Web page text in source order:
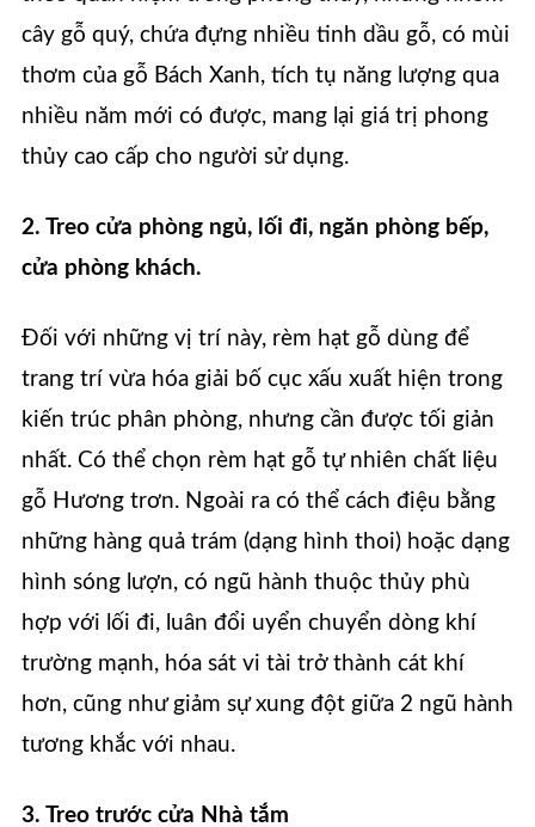
cây gỗ quý, chứa đựng nhiều tinh dầu gỗ, có mùi
thơm của gỗ Bách Xanh, tích tụ năng lượng qua
nhiều năm mới có được, mang lại giá trị phong
thủy cao cấp cho người sử dụng.
2. Treo cửa phòng ngủ, lối đi, ngăn phòng bếp,
cửa phòng khách.
Đối với những vị trí này, rèm hạt gỗ dùng để
trang trí vừa hóa giải bố cục xấu xuất hiện trong
kiến trúc phân phòng, nhưng cần được tối giản
nhất. Có thể chọn rèm hạt gỗ tự nhiên chất liệu
gỗ Hương trơn. Ngoài ra có thể cách điệu bằng
những hàng quả trám (dạng hình thoi) hoặc dạng
hình sóng lượn, có ngũ hành thuộc thủy phù
hợp với lối đi, luân đổi uyển chuyển dòng khí
trường mạnh, hóa sát vi tài trở thành cát khí
hơn, cũng như giảm sự xung đột giữa 2 ngũ hành
tương khắc với nhau.
3. Treo trước cửa Nhà tắm